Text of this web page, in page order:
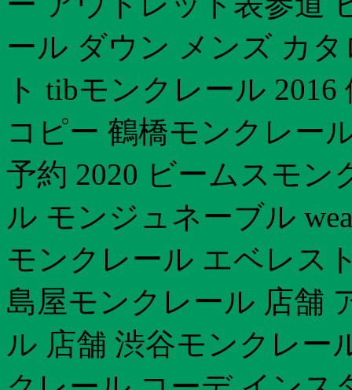
ール ダウン メンズ カ
ト tibモンクレール
コピー 鶴橋モンクレー
予約 2020 ビームスモ
ル モンジュネーブル
モンクレール エベレス
島屋モンクレール 店舗
ル 店舗 渋谷モンクレー